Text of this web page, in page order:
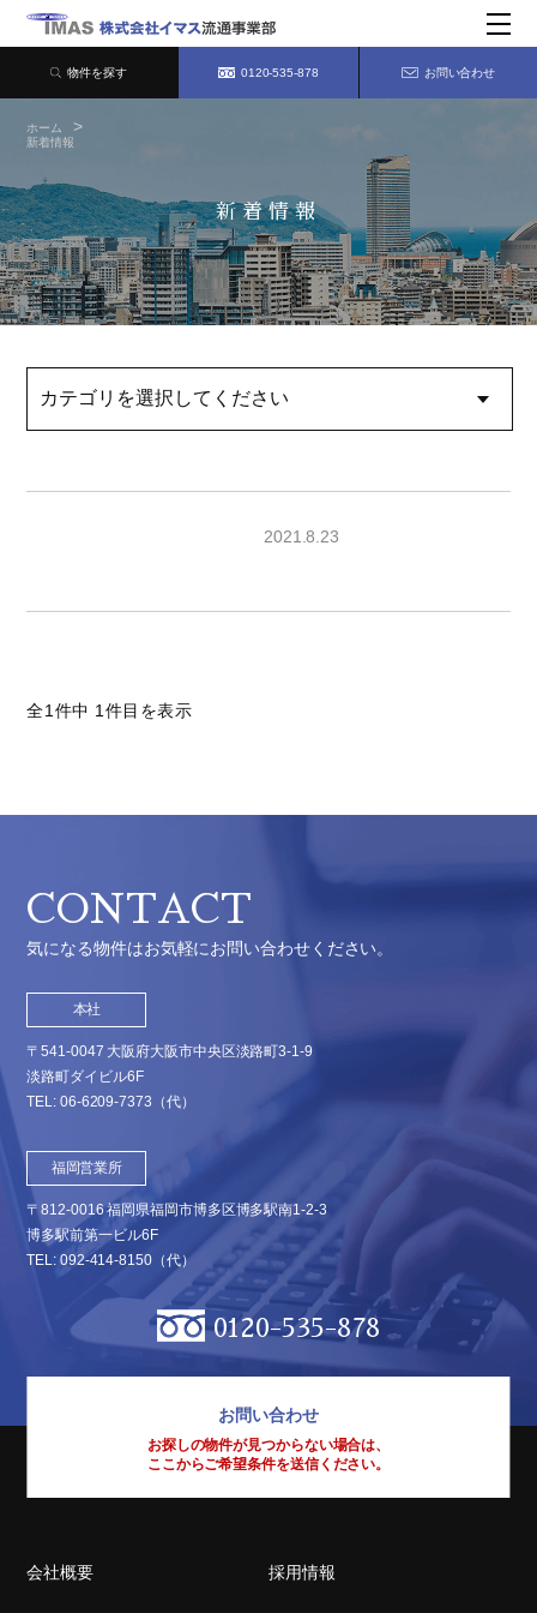
物件を探す 0120-535-878 お問い合わせ
ホーム
新着情報
新着情報
2021.8.23
全1件中 1件目を表示
CONTACT
気になる物件はお気軽にお問い合わせください。
本社
〒541-0047 大阪府大阪市中央区淡路町3-1-9
淡路町ダイビル6F
TEL: 06-6209-7373 （代）
福岡営業所
〒812-0016 福岡県福岡市博多区博多駅南1-2-3
博多駅前第一ビル6F
TEL: 092-414-8150（代）
0120-535-878
お問い合わせ
お探しの物件が見つからない場合は、
ここからご希望条件を送信ください。
会社概要 採用情報